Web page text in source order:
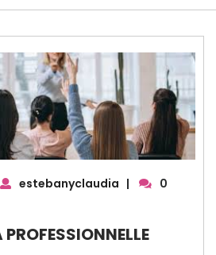
estebanyclaudia |
0
PROFESSIONNELLE